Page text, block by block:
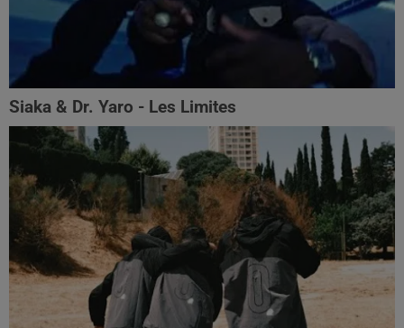
Siaka & Dr. Yaro - Les Limites